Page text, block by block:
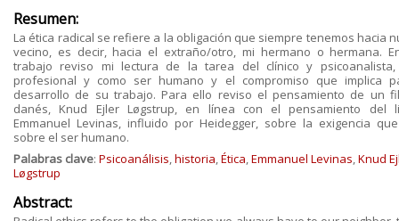
Resumen:
La ética radical se refiere a la obligación que siempre tenemos hacia
vecino, es decir, hacia el extraño/otro, mi hermano o hermana.
trabajo reviso mi lectura de la tarea del clínico y psicoanalista,
profesional y como ser humano y el compromiso que implica
desarrollo de su trabajo. Para ello reviso el pensamiento de un
danés, Knud Ejler Løgstrup, en línea con el pensamiento del
Emmanuel Levinas, influido por Heidegger, sobre la exigencia
sobre el ser humano.
Palabras clave: Psicoanálisis,historia,Ética,Emmanuel Levinas,Knud
Løgstrup
Abstract: